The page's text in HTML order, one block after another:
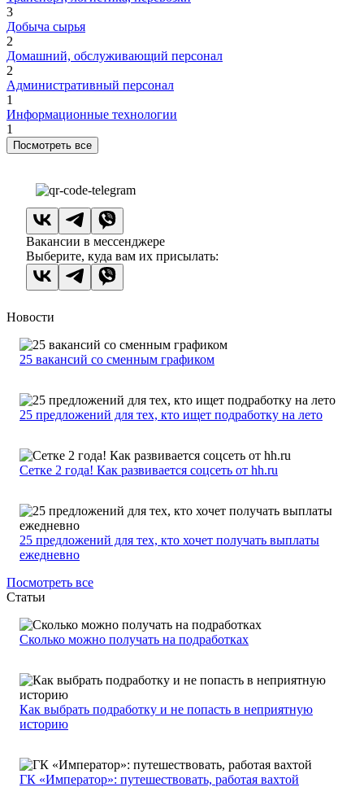
3
Добыча сырья
2
Домашний, обслуживающий персонал
2
Административный персонал
1
Информационные технологии
1
Посмотреть все
Вакансии в мессенджере
Выберите, куда вам их присылать:
Новости
25 вакансий со сменным графиком
25 предложений для тех, кто ищет подработку на лето
Сетке 2 года! Как развивается соцсеть от hh.ru
25 предложений для тех, кто хочет получать выплаты
ежедневно
Посмотреть все
Статьи
Сколько можно получать на подработках
Как выбрать подработку и не попасть в неприятную
историю
ГК «Император»: путешествовать, работая вахтой